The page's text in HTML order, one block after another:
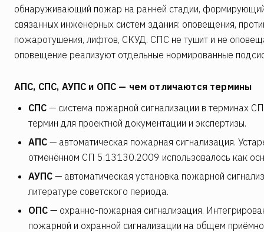
обнаруживающий пожар на ранней стадии,
связанных инженерных систем здания: оповещения,
пожаротушения, лифтов, СКУД. СПС не тушит и не
оповещение реализуют отдельные нормированные
АПС, СПС, АУПС и ОПС — чем отличаются термины
СПС — система пожарной сигнализации в терминах
термин для проектной документации и экспертизы.
АПС — автоматическая пожарная сигнализация.
отменённом СП 5.13130.2009 использовалось как
АУПС — автоматическая установка пожарной
литературе советского периода.
ОПС — охранно-пожарная сигнализация.
пожарной и охранной сигнализации на общем